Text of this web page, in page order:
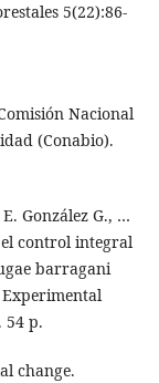
5(22):86-
Nacional
(Conabio).
González G., …
control integral
barragani
Experimental
54 p.
change.